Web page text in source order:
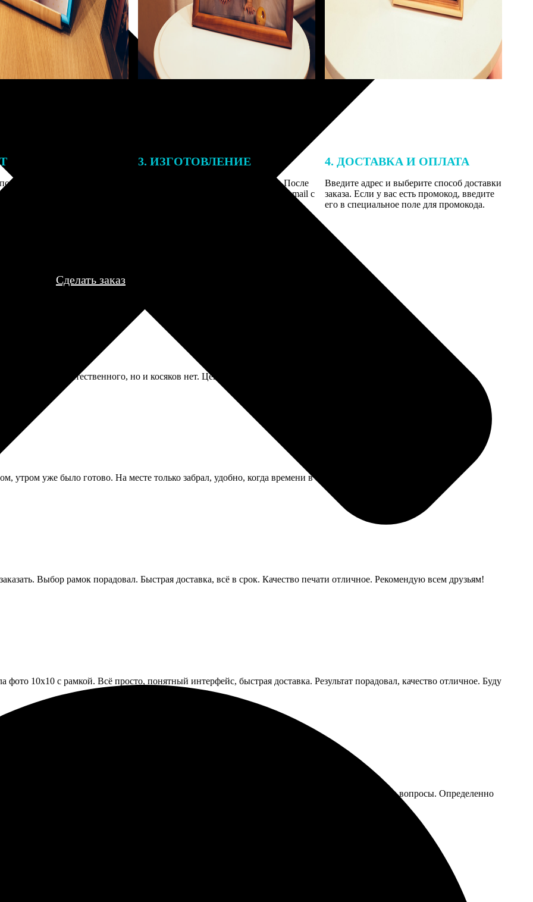
заказа к печати
могут связаться с Вами
телефону или email для
деталей.
3. ИЗГОТОВЛЕНИЕ
Оплатите заказ банковской картой. После
оплаты получите подтверждение на email с
описанием заказа. Когда отправим заказ
4. ДОСТАВКА И ОПЛАТА
Введите адрес и выберите способ доставки
заказа. Если у вас есть промокод, введите
его в специальное поле для промокода.
Сделать заказ
сверхъестественного, но и косяков нет. Цены средние по рынку, устраивает.
утром уже было готово. На месте только забрал, удобно, когда времени в обрез.
Выбор рамок порадовал. Быстрая доставка, всё в срок. Качество печати отличное. Рекомендую всем друзьям!
10х10 с рамкой. Всё просто, понятный интерфейс, быстрая доставка. Результат порадовал, качество отличное. Буду
Сделали быстро, понравилось качество. Удобный сайт, все понятно. Оперативно отвечают на вопросы. Определенно